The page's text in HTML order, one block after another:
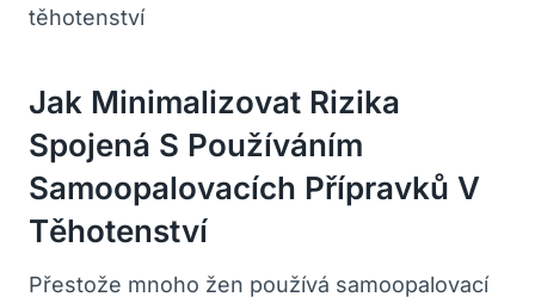
Jak Minimalizovat Rizika
Spojená S Používáním
Samoopalovacích Přípravků V
Těhotenství
Přestože mnoho žen používá samoopalovací